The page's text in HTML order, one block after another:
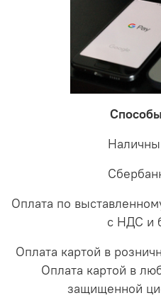
Оплата по
с НДС и
Оплата картой в
Оплата картой в
защищенной